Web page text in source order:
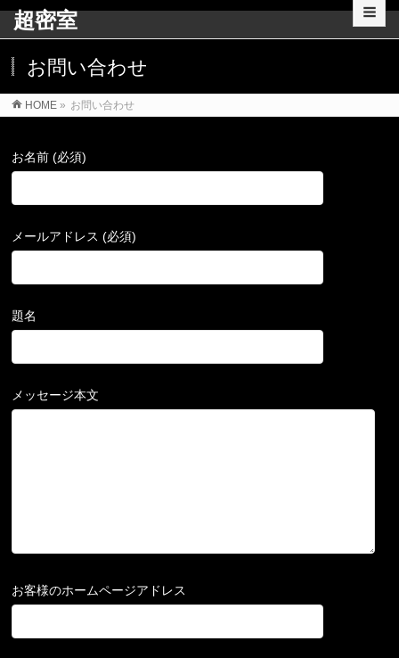
超密室
お問い合わせ
HOME » お問い合わせ
お名前 (必須)
メールアドレス (必須)
題名
メッセージ本文
お客様のホームページアドレス